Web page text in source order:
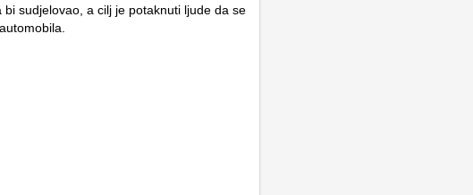
sudjelovao, a cilj je potaknuti ljude da se